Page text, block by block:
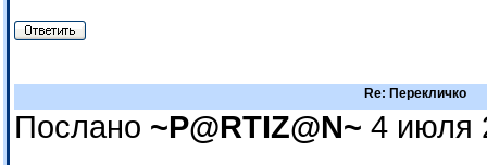
Re: Перекличко
Послано ~P@RTIZ@N~ 4 июля